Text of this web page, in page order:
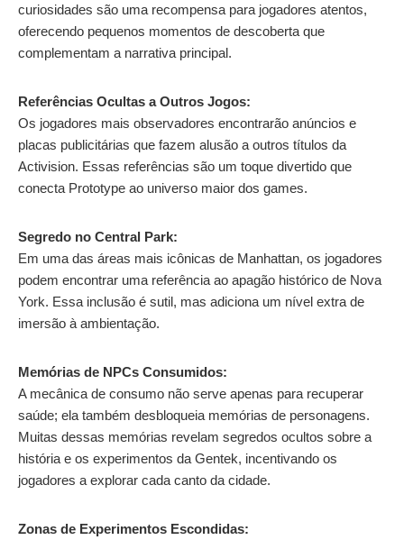
curiosidades são uma recompensa para jogadores atentos,
oferecendo pequenos momentos de descoberta que
complementam a narrativa principal.
Referências Ocultas a Outros Jogos:
Os jogadores mais observadores encontrarão anúncios e
placas publicitárias que fazem alusão a outros títulos da
Activision. Essas referências são um toque divertido que
conecta Prototype ao universo maior dos games.
Segredo no Central Park:
Em uma das áreas mais icônicas de Manhattan, os jogadores
podem encontrar uma referência ao apagão histórico de Nova
York. Essa inclusão é sutil, mas adiciona um nível extra de
imersão à ambientação.
Memórias de NPCs Consumidos:
A mecânica de consumo não serve apenas para recuperar
saúde; ela também desbloqueia memórias de personagens.
Muitas dessas memórias revelam segredos ocultos sobre a
história e os experimentos da Gentek, incentivando os
jogadores a explorar cada canto da cidade.
Zonas de Experimentos Escondidas: